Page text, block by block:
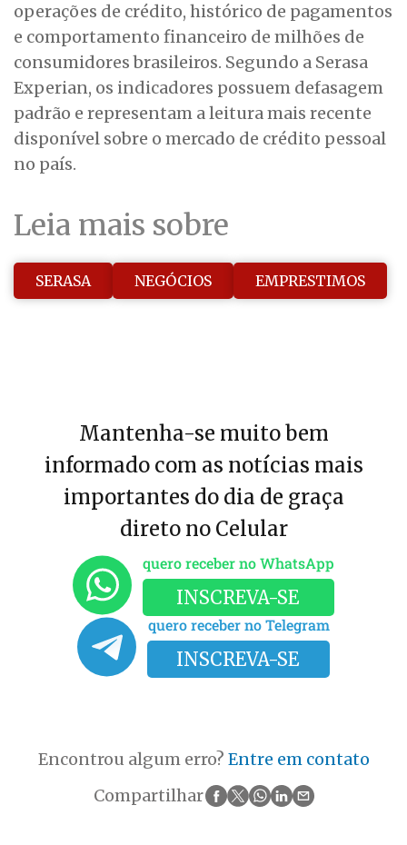
operações de crédito, histórico de pagamentos
e comportamento financeiro de milhões de
consumidores brasileiros. Segundo a Serasa
Experian, os indicadores possuem defasagem
padrão e representam a leitura mais recente
disponível sobre o mercado de crédito pessoal
no país.
Leia mais sobre
SERASA NEGÓCIOS EMPRESTIMOS
Mantenha-se muito bem
informado com as notícias mais
importantes do dia de graça
direto no Celular
quero receber no WhatsApp
INSCREVA-SE
quero receber no Telegram
INSCREVA-SE
Encontrou algum erro? Entre em contato
Compartilhar